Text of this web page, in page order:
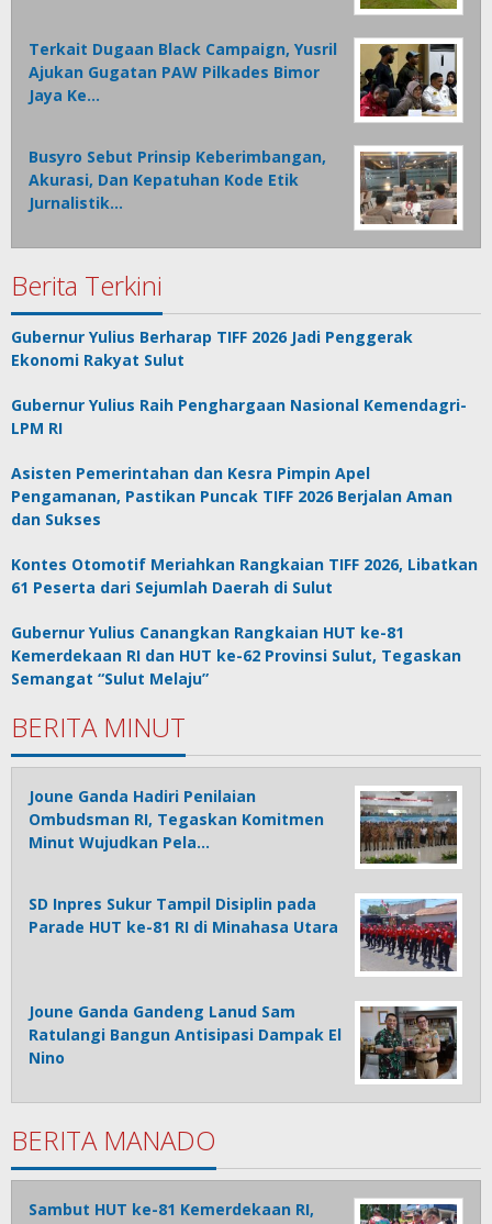
Terkait Dugaan Black Campaign, Yusril
Ajukan Gugatan PAW Pilkades Bimor
Jaya Ke…
Busyro Sebut Prinsip Keberimbangan,
Akurasi, Dan Kepatuhan Kode Etik
Jurnalistik…
Berita Terkini
Gubernur Yulius Berharap TIFF 2026 Jadi Penggerak
Ekonomi Rakyat Sulut
Gubernur Yulius Raih Penghargaan Nasional Kemendagri-
LPM RI
Asisten Pemerintahan dan Kesra Pimpin Apel
Pengamanan, Pastikan Puncak TIFF 2026 Berjalan Aman
dan Sukses
Kontes Otomotif Meriahkan Rangkaian TIFF 2026, Libatkan
61 Peserta dari Sejumlah Daerah di Sulut
Gubernur Yulius Canangkan Rangkaian HUT ke-81
Kemerdekaan RI dan HUT ke-62 Provinsi Sulut, Tegaskan
Semangat “Sulut Melaju”
BERITA MINUT
Joune Ganda Hadiri Penilaian
Ombudsman RI, Tegaskan Komitmen
Minut Wujudkan Pela…
SD Inpres Sukur Tampil Disiplin pada
Parade HUT ke-81 RI di Minahasa Utara
Joune Ganda Gandeng Lanud Sam
Ratulangi Bangun Antisipasi Dampak El
Nino
BERITA MANADO
Sambut HUT ke-81 Kemerdekaan RI,